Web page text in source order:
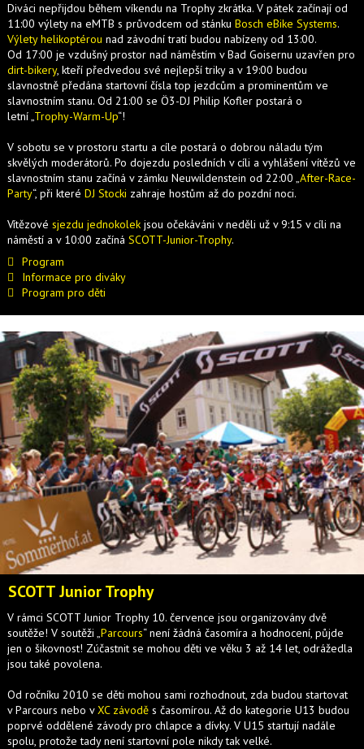
Diváci nepřijdou během víkendu na Trophy zkrátka. V pátek začínají od
11:00 výlety na eMTB s průvodcem od stánku Bosch eBike Systems.
Výlety helikoptérou nad závodní tratí budou nabízeny od 13:00.
Od 17:00 je vzdušný prostor nad náměstím v Bad Goisernu uzavřen pro
dirt-bikery, kteří předvedou své nejlepší triky a v 19:00 budou
slavnostně předána startovní čísla top jezdcům a prominentům ve
slavnostním stanu. Od 21:00 se Ö3-DJ Philip Kofler postará o
letní „Trophy-Warm-Up“!
V sobotu se v prostoru startu a cíle postará o dobrou náladu tým
skvělých moderátorů. Po dojezdu posledních v cíli a vyhlášení vítězů ve
slavnostním stanu začíná v zámku Neuwildenstein od 22:00 „After-Race-
Party“, při které DJ Stocki zahraje hostům až do pozdní noci.
Vítězové sjezdu jednokolek jsou očekáváni v neděli už v 9:15 v cíli na
náměstí a v 10:00 začíná SCOTT-Junior-Trophy.
Program
Informace pro diváky
Program pro děti
SCOTT Junior Trophy
V rámci SCOTT Junior Trophy 10. července jsou organizovány dvě
soutěže! V soutěži „Parcours“ není žádná časomíra a hodnocení, půjde
jen o šikovnost! Zúčastnit se mohou děti ve věku 3 až 14 let, odrážedla
jsou také povolena.
Od ročníku 2010 se děti mohou sami rozhodnout, zda budou startovat
v Parcours nebo vXC závodě s časomírou. Až do kategorie U13 budou
poprvé oddělené závody pro chlapce a dívky. V U15 startují nadále
spolu, protože tady není startovní pole nikdy tak velké.